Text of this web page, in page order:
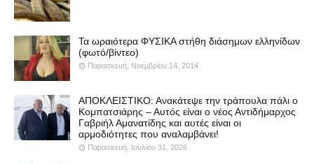
Τα ωραιότερα ΦΥΣΙΚΑ στήθη διάσημων ελληνίδων
(φωτό/βίντεο)
Παρασκευή, Νοεμβρίου 14, 2014
ΑΠΟΚΛΕΙΣΤΙΚΟ: Ανακάτεψε την τράπουλα πάλι ο
Κομπατσιάρης – Αυτός είναι ο νέος Αντιδήμαρχος
Γαβριήλ Αμανατίδης και αυτές είναι οι
αρμοδιότητες που αναλαμβάνει!
Παρασκευή, Ιουλίου 31, 2026